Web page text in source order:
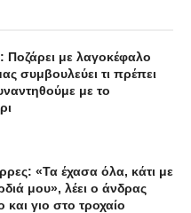
Ποζάρει με λαγοκέφαλο
συμβουλεύει τι πρέπει
με το
«Τα έχασα όλα, κάτι με
μου», λέει ο άνδρας
γιο στο τροχαίο